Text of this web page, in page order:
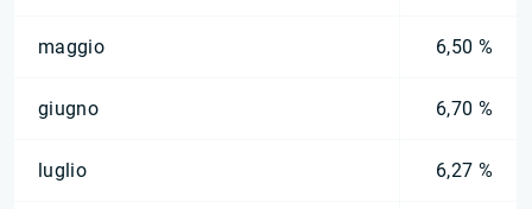
maggio 6,50 %
giugno 6,70 %
luglio 6,27 %